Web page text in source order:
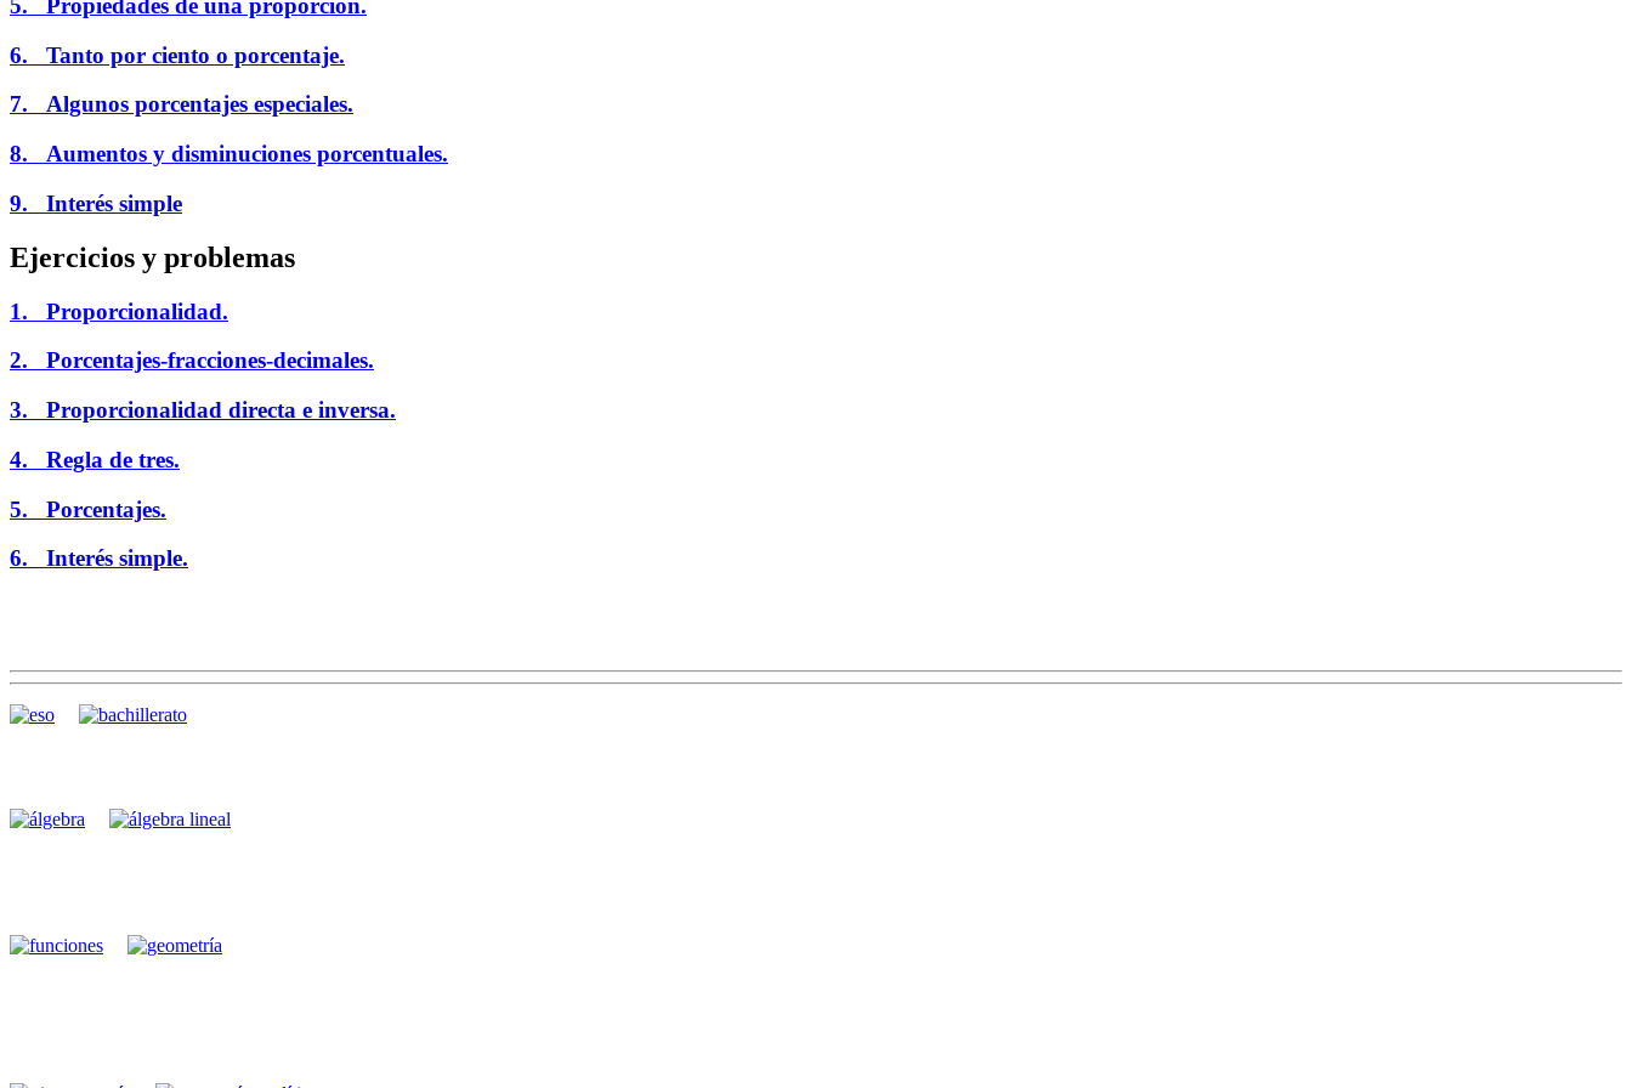
5. Propiedades de una proporción.
6. Tanto por ciento o porcentaje.
7. Algunos porcentajes especiales.
8. Aumentos y disminuciones porcentuales.
9. Interés simple
Ejercicios y problemas
1. Proporcionalidad.
2. Porcentajes-fracciones-decimales.
3. Proporcionalidad directa e inversa.
4. Regla de tres.
5. Porcentajes.
6. Interés simple.